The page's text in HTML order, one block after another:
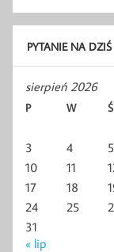
PYTANIE NA DZIŚ
sierpień 2026
P W Ś
3
4 5
10
11
17
18
24
25
31
« lip